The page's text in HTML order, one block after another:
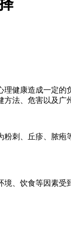
健康造成一定
法、危害以及广
刺、丘疹、脓
、饮食等因素受